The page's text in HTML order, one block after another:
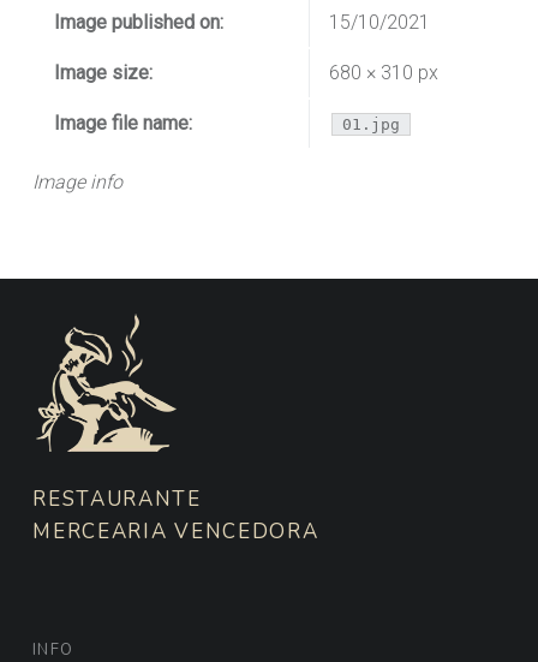
Image info
Image published on: 15/10/2021
Image size: 680 × 310 px
Image file name: 01.jpg
FOOTER SIDEBAR
RESTAURANTE
MERCEARIA VENCEDORA
INFO